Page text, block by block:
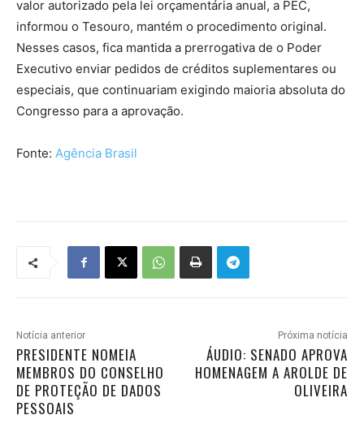
valor autorizado pela lei orçamentária anual, a PEC,
informou o Tesouro, mantém o procedimento original.
Nesses casos, fica mantida a prerrogativa de o Poder
Executivo enviar pedidos de créditos suplementares ou
especiais, que continuariam exigindo maioria absoluta do
Congresso para a aprovação.
Fonte: Agência Brasil
Notícia anterior
PRESIDENTE NOMEIA
MEMBROS DO CONSELHO
DE PROTEÇÃO DE DADOS
PESSOAIS
Próxima notícia
ÁUDIO: SENADO APROVA
HOMENAGEM A AROLDE DE
OLIVEIRA